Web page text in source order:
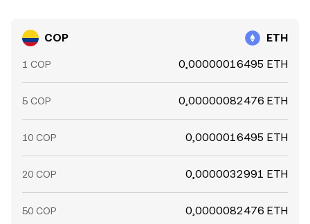
COP ETH
1 COP 0,00000016495 ETH
5 COP 0,00000082476 ETH
10 COP 0,0000016495 ETH
20 COP 0,0000032991 ETH
50 COP 0,0000082476 ETH